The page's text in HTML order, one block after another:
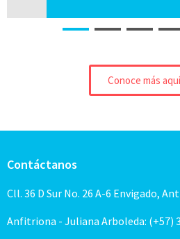
Conoce más aquí
Contáctanos
Cll. 36 D Sur No. 26 A-6 Envigado,
Anfitriona - Juliana Arboleda: (+57)